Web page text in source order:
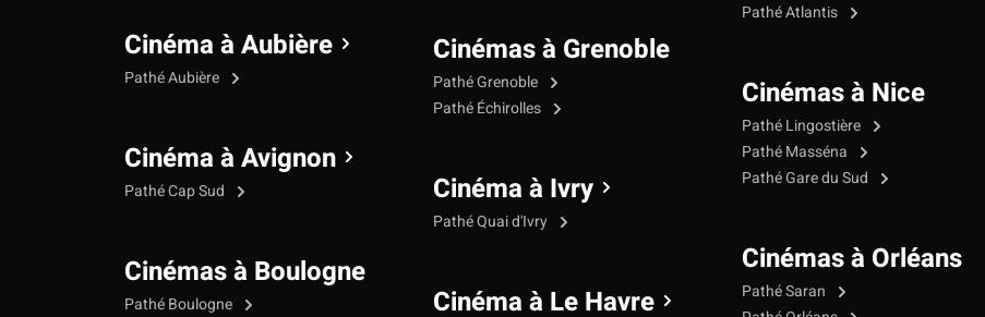
Cinéma à Aubière
Pathé Aubière
Cinéma à Avignon
Pathé Cap Sud
Cinémas à Boulogne
Pathé Boulogne
Cinémas à Grenoble
Pathé Grenoble
Pathé Échirolles
Cinéma à Ivry
Pathé Quai d'Ivry
Cinéma à Le Havre
Pathé Atlantis
Cinémas à Nice
Pathé Lingostière
Pathé Masséna
Pathé Gare du Sud
Cinémas à Orléans
Pathé Saran